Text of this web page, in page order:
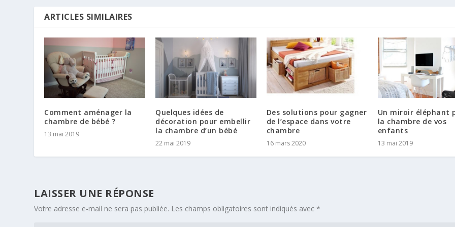
ARTICLES SIMILAIRES
Comment aménager la
chambre de bébé ?
13 mai 2019
Quelques idées de
décoration pour embellir
la chambre d’un bébé
22 mai 2019
Des solutions pour gagner
de l’espace dans votre
chambre
16 mars 2020
Un miroir éléphant
la chambre de vos
enfants
13 mai 2019
LAISSER UNE RÉPONSE
Votre adresse e-mail ne sera pas publiée. Les champs obligatoires sont indiqués avec*